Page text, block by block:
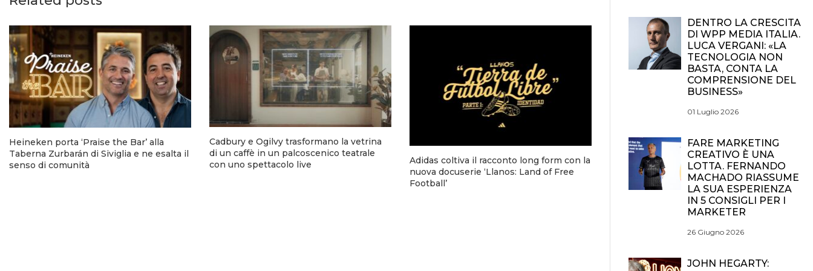
Heineken porta ‘Praise the Bar’ alla
Taberna Zurbarán di Siviglia e ne esalta il
senso di comunità
Cadbury e Ogilvy trasformano la vetrina
di un caffè in un palcoscenico teatrale
con uno spettacolo live
Adidas coltiva il racconto long form con la
nuova docuserie ‘Llanos: Land of Free
Football’
DENTRO LA CRESCITA
DI WPP MEDIA ITALIA.
LUCA VERGANI: «LA
TECNOLOGIA NON
BASTA, CONTA LA
COMPRENSIONE DEL
BUSINESS»
01 Luglio 2026
FARE MARKETING
CREATIVO È UNA
LOTTA. FERNANDO
MACHADO RIASSUME
LA SUA ESPERIENZA
IN 5 CONSIGLI PER I
MARKETER
26 Giugno 2026
JOHN HEGARTY: